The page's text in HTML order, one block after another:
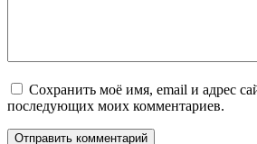
Сохранить моё имя, email и адрес
последующих моих комментариев.